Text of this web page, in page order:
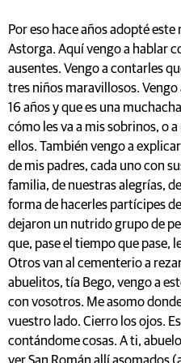
Por eso hace años adopté
Astorga. Aquí vengo a hablar
ausentes. Vengo a contarles
tres niños maravillosos.
16 años y que es una
cómo les va a mis sobrinos, o
ellos. También vengo a
de mis padres, cada uno con
familia, de nuestras alegrías,
forma de hacerles partícipes
dejaron un nutrido grupo de
que, pase el tiempo que pase,
Otros van al cementerio a
abuelitos, tía Bego, vengo a
con vosotros. Me asomo
vuestro lado. Cierro los ojos.
contándome cosas. A ti,